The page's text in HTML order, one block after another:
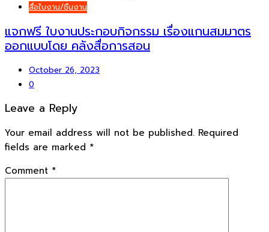
สื่อใบงาน/ชิ้นงาน
แจกฟรี ใบงานประกอบกิจกรรม เรื่องแกนสมมาตร
ออกแบบโดย คลังสื่อการสอน
October 26, 2023
0
Leave a Reply
Your email address will not be published. Required
fields are marked *
Comment *